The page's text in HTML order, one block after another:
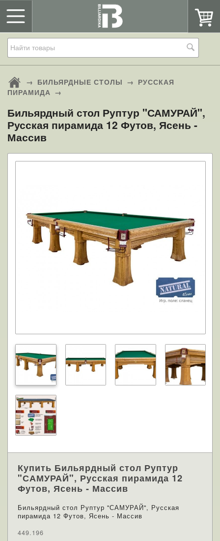
→ БИЛЬЯРДНЫЕ СТОЛЫ → РУССКАЯ
ПИРАМИДА →
Бильярдный стол Руптур "САМУРАЙ",
Русская пирамида 12 Футов, Ясень -
Массив
Купить Бильярдный стол Руптур
"САМУРАЙ", Русская пирамида 12
Футов, Ясень - Массив
Бильярдный стол Руптур "САМУРАЙ", Русская
пирамида 12 Футов, Ясень - Массив
449.196